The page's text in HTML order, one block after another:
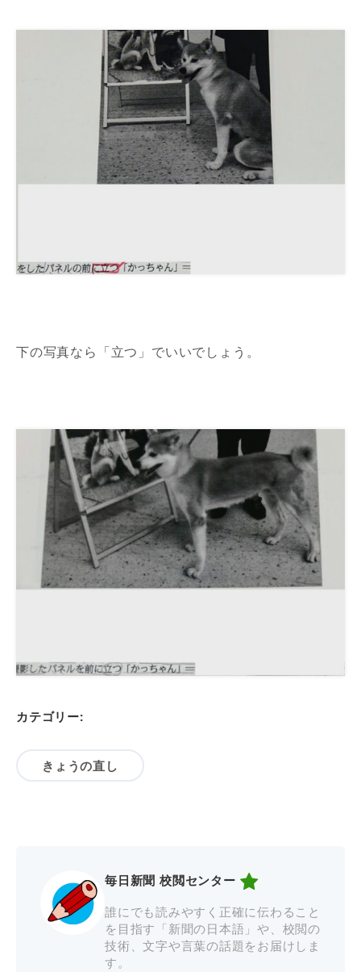
下の写真なら「立つ」でいいでしょう。
カテゴリー:
きょうの直し
毎日新聞 校閲センター
誰にでも読みやすく正確に伝わること
を目指す「新聞の日本語」や、校閲の
技術、文字や言葉の話題をお届けしま
す。